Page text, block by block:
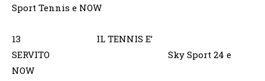
Sport Tennis e NOW
13 IL TENNIS E’
SERVITO Sky Sport 24 e
NOW